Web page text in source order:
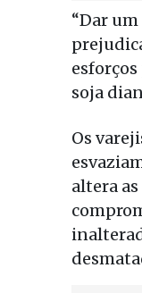
“Dar
soja
Os
altera